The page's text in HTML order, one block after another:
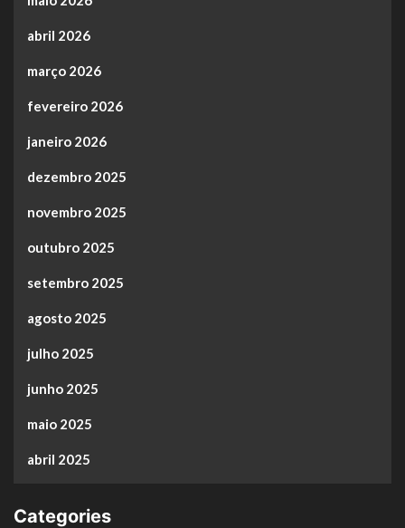
abril 2026
março 2026
fevereiro 2026
janeiro 2026
dezembro 2025
novembro 2025
outubro 2025
setembro 2025
agosto 2025
julho 2025
junho 2025
maio 2025
abril 2025
Categories